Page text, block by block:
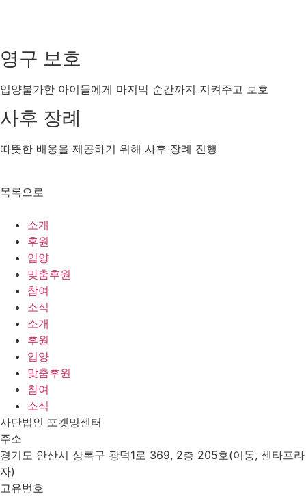
영구 보호
입양불가한 아이들에게 마지막 순간까지 지켜주고 보호
사후 장례
따뜻한 배웅을 제공하기 위해 사후 장례 진행
목록으로
소개
후원
입양
맞춤후원
참여
소식
소개
후원
입양
맞춤후원
참여
소식
사단법인 포캣멍센터
주소
경기도 안산시 상록구 광덕1로 369, 2층 205호(이동, 센타프라
자)
고유번호